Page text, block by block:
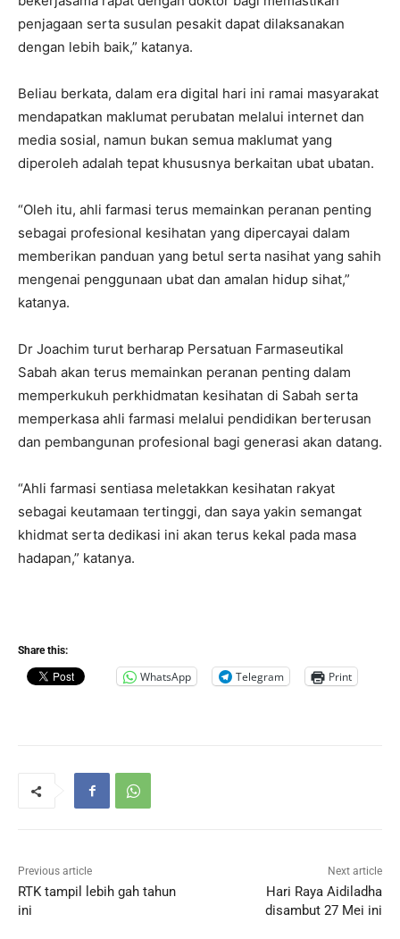
penjagaan serta susulan pesakit dapat dilaksanakan
dengan lebih baik,” katanya.
Beliau berkata, dalam era digital hari ini ramai masyarakat
mendapatkan maklumat perubatan melalui internet dan
media sosial, namun bukan semua maklumat yang
diperoleh adalah tepat khususnya berkaitan ubat ubatan.
“Oleh itu, ahli farmasi terus memainkan peranan penting
sebagai profesional kesihatan yang dipercayai dalam
memberikan panduan yang betul serta nasihat yang sahih
mengenai penggunaan ubat dan amalan hidup sihat,”
katanya.
Dr Joachim turut berharap Persatuan Farmaseutikal
Sabah akan terus memainkan peranan penting dalam
memperkukuh perkhidmatan kesihatan di Sabah serta
memperkasa ahli farmasi melalui pendidikan berterusan
dan pembangunan profesional bagi generasi akan datang.
“Ahli farmasi sentiasa meletakkan kesihatan rakyat
sebagai keutamaan tertinggi, dan saya yakin semangat
khidmat serta dedikasi ini akan terus kekal pada masa
hadapan,” katanya.
Share this:
WhatsApp Telegram Print
Previous article
RTK tampil lebih gah tahun
ini
Next article
Hari Raya Aidiladha
disambut 27 Mei ini